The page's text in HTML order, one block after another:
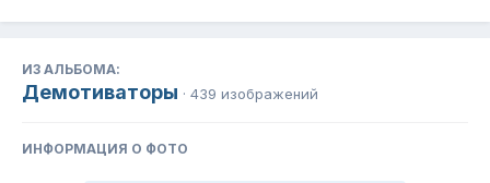
ИЗ АЛЬБОМА:
Демотиваторы · 439 изображений
ИНФОРМАЦИЯ О ФОТО